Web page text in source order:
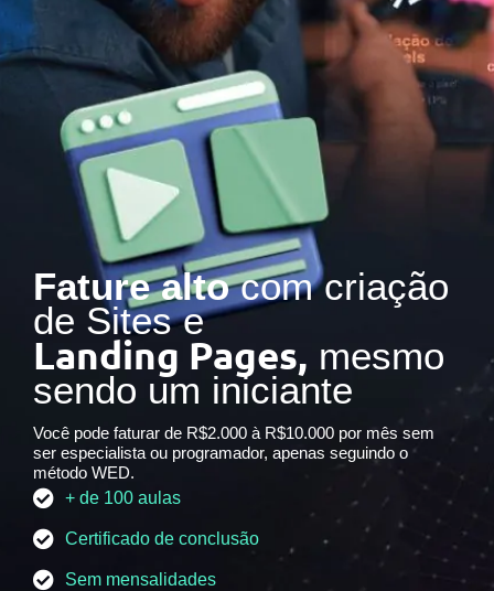
Fature altocom criação
de Sites e
Landing Pages, mesmo
sendo um iniciante
Você pode faturar de R$2.000 à R$10.000 por mês sem
ser especialista ou programador, apenas seguindo o
método WED.
+ de 100 aulas
Certificado de conclusão
Sem mensalidades